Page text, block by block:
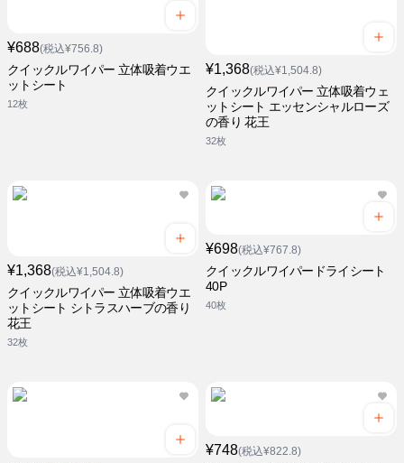
¥688(税込¥756.8)
クイックルワイパー 立体吸着ウエ
ットシート
12枚
¥1,368(税込¥1,504.8)
クイックルワイパー 立体吸着ウェ
ットシート エッセンシャルローズ
の香り 花王
32枚
¥1,368(税込¥1,504.8)
クイックルワイパー 立体吸着ウエ
ットシート シトラスハーブの香り
花王
32枚
¥698(税込¥767.8)
クイックルワイパードライシート
40P
40枚
¥748(税込¥822.8)